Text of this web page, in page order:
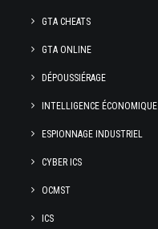
GTA CHEATS
GTA ONLINE
DÉPOUSSIÉRAGE
INTELLIGENCE ÉCONOMIQUE
ESPIONNAGE INDUSTRIEL
CYBER ICS
OCMST
ICS